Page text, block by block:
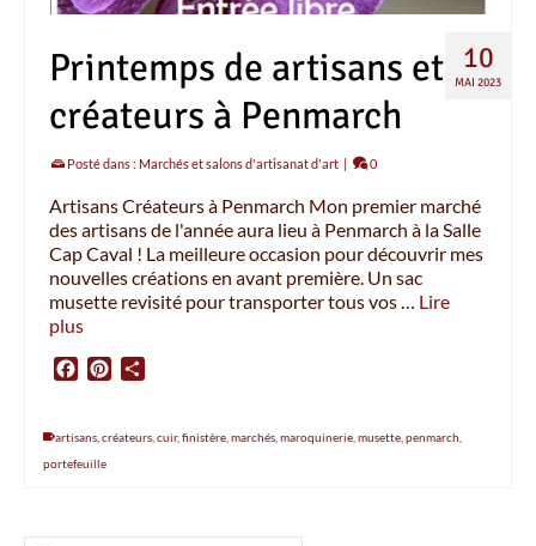
10
MAI 2023
Printemps de artisans et
créateurs à Penmarch
Posté dans : Marchés et salons d'artisanat d'art | 0
Artisans Créateurs à Penmarch Mon premier marché
des artisans de l'année aura lieu à Penmarch à la Salle
Cap Caval ! La meilleure occasion pour découvrir mes
nouvelles créations en avant première. Un sac
musette revisité pour transporter tous vos … Lire
plus
FacebookPinterest
artisans créateurs cuir, finistère marchés maroquinerie musette penmarch
portefeuille